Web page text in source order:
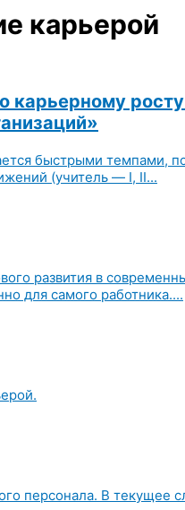
карьерой
карьерному
быстрыми темпами,
(учитель — I, II...
развития в
для самого работника....
персонала. В текущее